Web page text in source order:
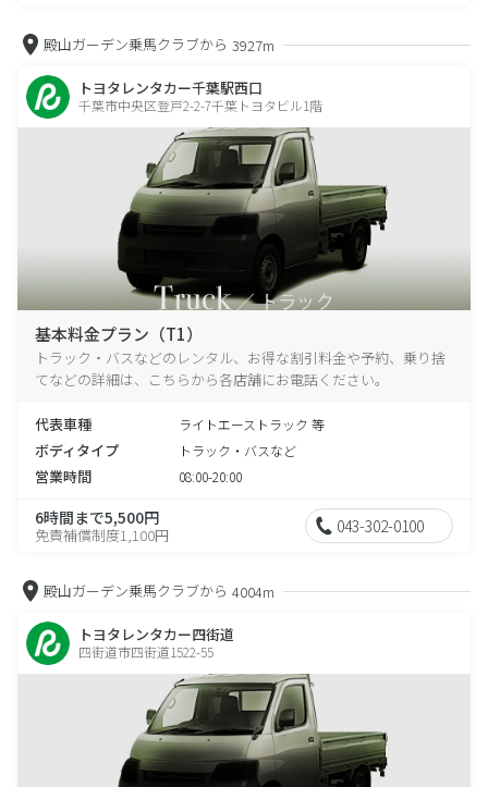
殿山ガーデン乗馬クラブから 3927m
トヨタレンタカー千葉駅西口
千葉市中央区登戸2-2-7千葉トヨタビル1階
基本料金プラン（T1）
トラック・バスなどのレンタル、お得な割引料金や予約、乗り捨
てなどの詳細は、こちらから各店舗にお電話ください。
代表車種 ライトエーストラック 等
ボディタイプ トラック・バスなど
営業時間 08:00-20:00
6時間まで5,500円
免責補償制度1,100円 043-302-0100
殿山ガーデン乗馬クラブから 4004m
トヨタレンタカー四街道
四街道市四街道1522-55